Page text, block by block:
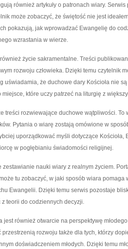
również artykuły o patronach wiary.
może zobaczyć, że świętość nie jest
pokazują, jak wprowadzać Ewangelię do
wzrastania w wierze.
życie sakramentalne. Treści
rozwoju człowieka. Dzięki temu czytelnik
uświadamia, że duchowe dary Kościoła nie
miejsce, które uczy patrzeć na liturgię z
treści rozwiewające duchowe wątpliwości. To
Pytania o wiarę zostają omówione w
uporządkować myśli dotyczące
w pogłębianiu świadomości religijnej.
zestawianie nauki wiary z realnym życiem.
tu zobaczyć, w jaki sposób wiara
Ewangelii. Dzięki temu serwis pozostaje
teorii do codziennych decyzji.
jest również otwarcie na perspektywę
przestrzenią rozwoju także dla tych, którzy
doświadczeniem młodych. Dzięki temu